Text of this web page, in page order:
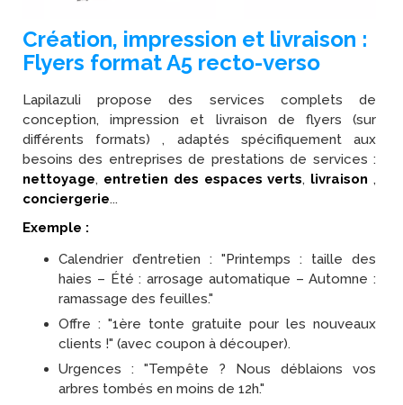
Création, impression et livraison :
Flyers format A5 recto-verso
Lapilazuli propose des services complets de
conception, impression et livraison de flyers (sur
différents formats) , adaptés spécifiquement aux
besoins des entreprises de prestations de services :
nettoyage, entretien des espaces verts, livraison ,
conciergerie...
Exemple :
Calendrier d’entretien : "Printemps : taille des
haies – Été : arrosage automatique – Automne :
ramassage des feuilles."
Offre : "1ère tonte gratuite pour les nouveaux
clients !" (avec coupon à découper).
Urgences : "Tempête ? Nous déblaions vos
arbres tombés en moins de 12h."